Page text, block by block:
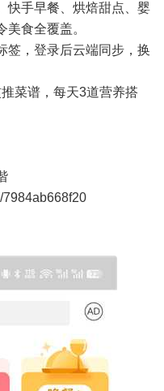
快手早餐、烘焙甜点、婴
食全覆盖。
签，登录后云端同步，换
菜谱，每天3道营养搭
7984ab668f20